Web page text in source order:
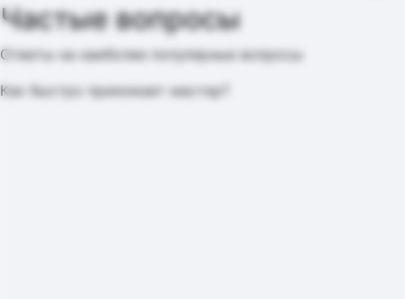
Частые вопросы
Ответы на наиболее популярные вопросы
Как быстро приезжает мастер?